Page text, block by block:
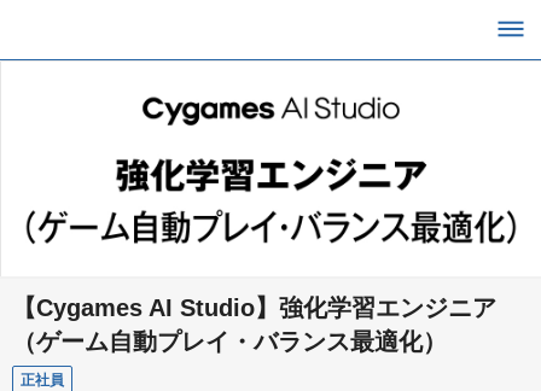
【Cygames AI Studio】強化学習エンジニア
（ゲーム自動プレイ・バランス最適化）
正社員